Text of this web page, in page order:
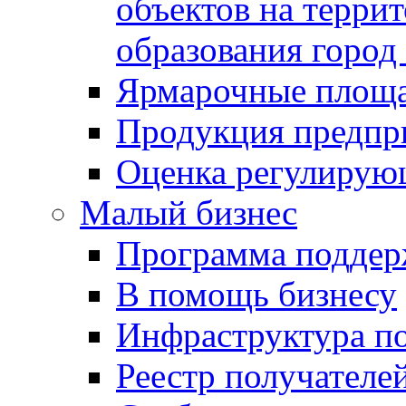
объектов на
образования
Ярмарочные
Продукция
Оценка
Малый бизнес
Программа
В помощь бизнесу
Инфраструктура
Реестр